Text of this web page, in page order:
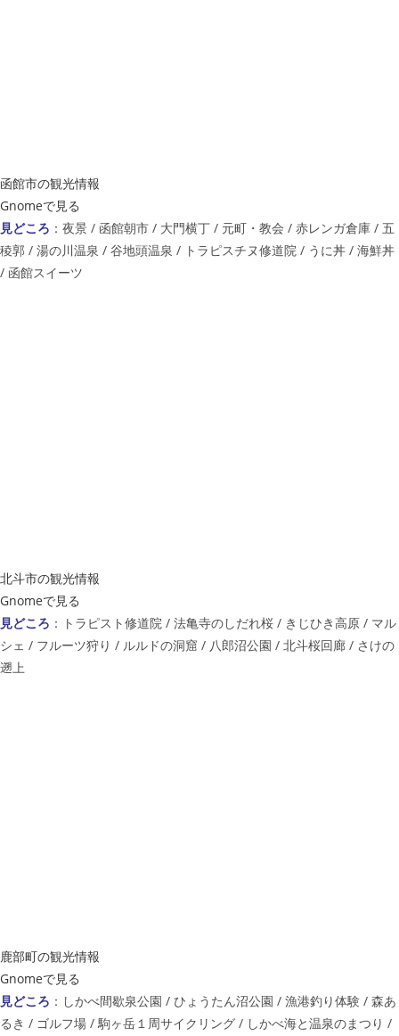
函館市の観光情報
Gnomeで見る
見どころ ：夜景 / 函館朝市 / 大門横丁 / 元町・教会 / 赤レンガ倉庫 / 五
稜郭 / 湯の川温泉 / 谷地頭温泉 / トラピスチヌ修道院 / うに丼 / 海鮮丼
/ 函館スイーツ
北斗市の観光情報
Gnomeで見る
見どころ ：トラピスト修道院 / 法亀寺のしだれ桜 / きじひき高原 / マル
シェ / フルーツ狩り / ルルドの洞窟 / 八郎沼公園 / 北斗桜回廊 / さけの
遡上
鹿部町の観光情報
Gnomeで見る
見どころ ：しかべ間歇泉公園 / ひょうたん沼公園 / 漁港釣り体験 / 森あ
るき / ゴルフ場 / 駒ヶ岳１周サイクリング / しかべ海と温泉のまつり /